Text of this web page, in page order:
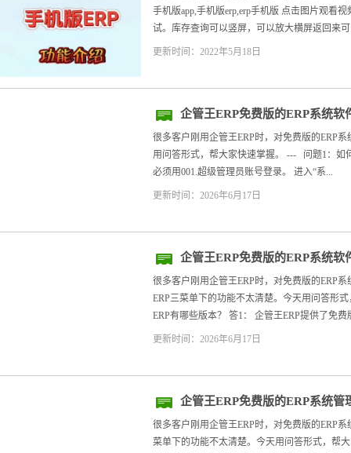
手机版app,手机版erp,erp手机版 点击图片观看
试。库存查询可以竖屏，可以放大横屏返回来
更新时间：2022年5月18日
企管王ERP免费版的ERP系统软
很多客户刚用企管王ERP时，对免费版的ERP
用问答形式，帮大家快速掌握。 --- 问题1：如
必须用001.超级管理员账号登录。 进入“系...
更新时间：2026年6月17日
企管王ERP免费版的ERP系统软
版ERP三
很多客户刚用企管王ERP时，对免费版的ERP
ERP三菜单下的功能不太清楚。今天用问答形
ERP有哪些版本？ 答1： 企管王ERP提供了免费
更新时间：2026年6月17日
企管王ERP免费版的ERP系统
本价
很多客户刚用企管王ERP时，对免费版的ERP
菜单下的功能不太清楚。今天用问答形式，帮